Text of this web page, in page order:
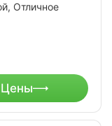
Отличное
Цены